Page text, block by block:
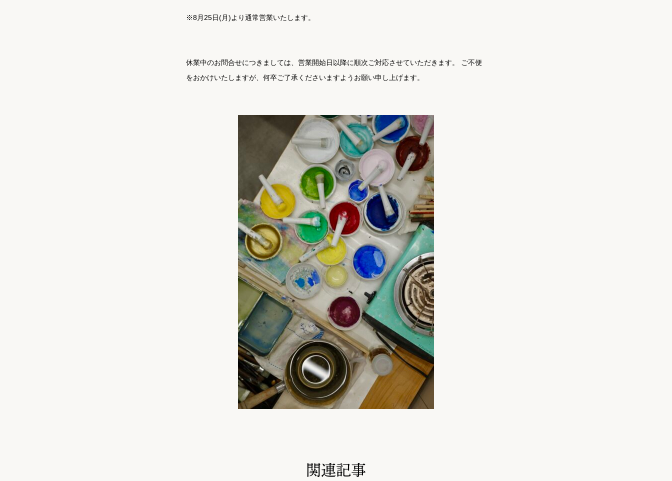
※8月25日(月)より通常営業いたします。
休業中のお問合せにつきましては、営業開始日以降に順次ご対応させていただきます。 ご不便
をおかけいたしますが、何卒ご了承くださいますようお願い申し上げます。
関連記事